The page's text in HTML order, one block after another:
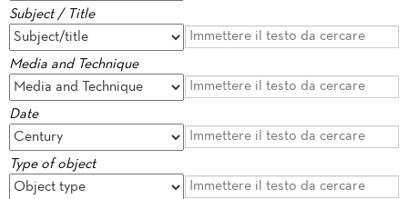
Subject / Title
Media and Technique
Date
Type of object